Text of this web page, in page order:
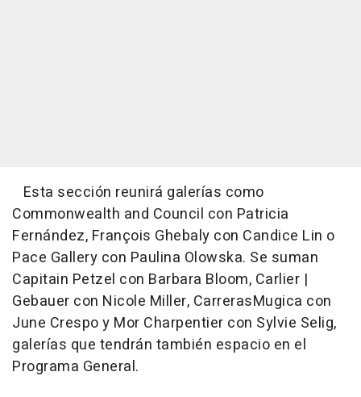
Esta sección reunirá galerías como
Commonwealth and Council con Patricia
Fernández, François Ghebaly con Candice Lin o
Pace Gallery con Paulina Olowska. Se suman
Capitain Petzel con Barbara Bloom, Carlier |
Gebauer con Nicole Miller, CarrerasMugica con
June Crespo y Mor Charpentier con Sylvie Selig,
galerías que tendrán también espacio en el
Programa General.